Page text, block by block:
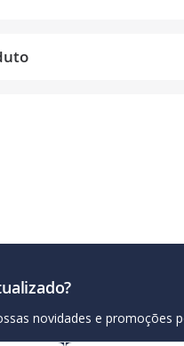
novidades e promoções